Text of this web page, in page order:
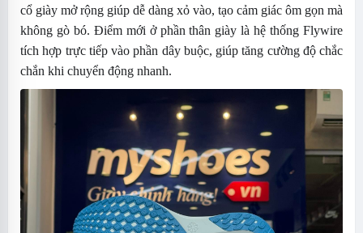
cổ giày mở rộng giúp dễ dàng xỏ vào, tạo cảm giác ôm gọn mà
không gò bó. Điểm mới ở phần thân giày là hệ thống Flywire
tích hợp trực tiếp vào phần dây buộc, giúp tăng cường độ chắc
chắn khi chuyển động nhanh.